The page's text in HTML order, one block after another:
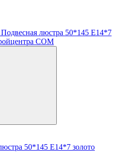
50*145 Е14*7 золото